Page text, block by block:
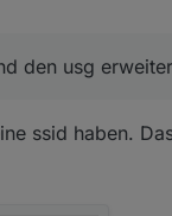
script !) , welches
den usg
ssid haben.